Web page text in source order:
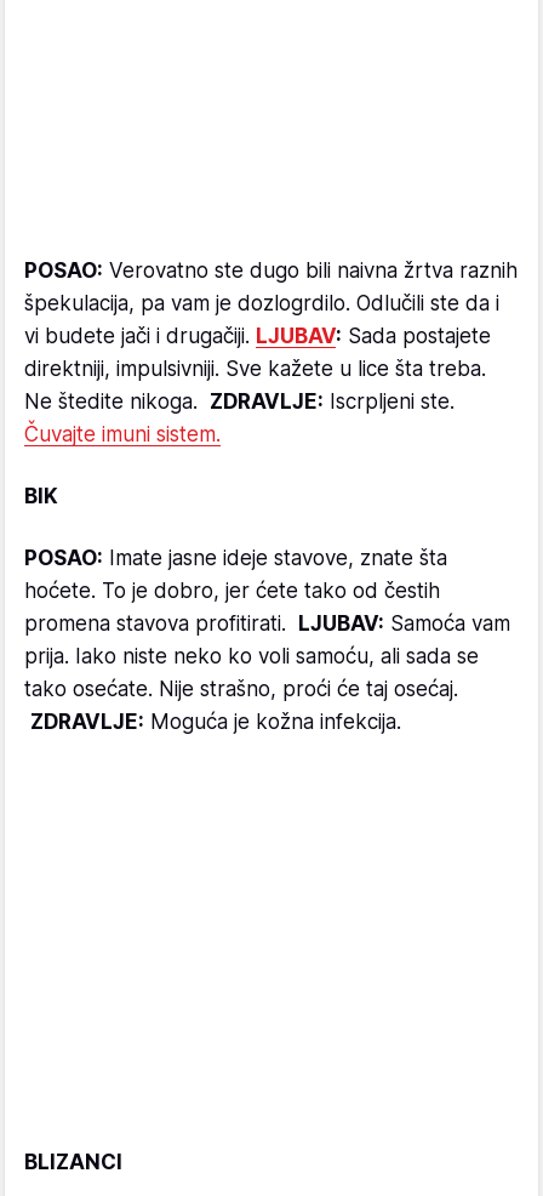
POSAO: Verovatno ste dugo bili naivna žrtva raznih
špekulacija, pa vam je dozlogrdilo. Odlučili ste da i
vi budete jači i drugačiji. LJUBAV: Sada postajete
direktniji, impulsivniji. Sve kažete u lice šta treba.
Ne štedite nikoga. ZDRAVLJE: Iscrpljeni ste.
Čuvajte imuni sistem.
BIK
POSAO: Imate jasne ideje stavove, znate šta
hoćete. To je dobro, jer ćete tako od čestih
promena stavova profitirati.
LJUBAV: Samoća vam
prija. Iako niste neko ko voli samoću, ali sada se
tako osećate. Nije strašno, proći će taj osećaj.
ZDRAVLJE: Moguća je kožna infekcija.
BLIZANCI